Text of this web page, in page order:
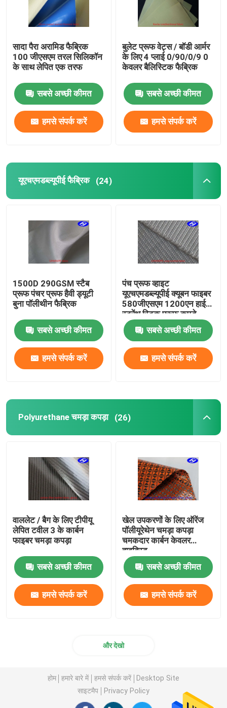
सादा पैरा अरामिड फैब्रिक
100 जीएसएम तरल सिलिकॉन
के साथ लेपित एक तरफ
सबसे अच्छी कीमत
हमसे संपर्क करें
बुलेट प्रूफ वेट्स / बॉडी आर्मर
के लिए 4 प्लाई 0/90/0/9 0
केवलर बैलिस्टिक फैब्रिक
सबसे अच्छी कीमत
हमसे संपर्क करें
यूएचएमडब्ल्यूपीई फैब्रिक (24)
1500D 290GSM स्टैब
प्रूफ पंचर प्रूफ हैवी ड्यूटी
बुना पॉलीथीन फैब्रिक
सबसे अच्छी कीमत
हमसे संपर्क करें
पंच प्रूफ व्हाइट
यूएचएमडब्ल्यूपीई क्यूबन फाइबर
580जीएसएम 1200एन हाई
स्ट्रेंथ स्टिक प्रूफ कपड़े
सबसे अच्छी कीमत
हमसे संपर्क करें
Polyurethane चमड़ा कपड़ा (26)
वाललेट / बैग के लिए टीपीयू
लेपित टवील 3 के कार्बन
फाइबर चमड़ा कपड़ा
सबसे अच्छी कीमत
हमसे संपर्क करें
खेल उपकरणों के लिए ऑरेंज
पॉलीयूरेथेन चमड़ा कपड़ा
चमकदार कार्बन केवलर
हाइब्रिड
सबसे अच्छी कीमत
हमसे संपर्क करें
और देखो
होम हमारे बारे में हमसे संपर्क करें
Desktop Site
साइटमैप
Privacy Policy